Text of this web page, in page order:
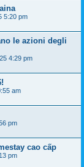
5:20 pm
le azioni degli
4:29 pm
am
pm
cao cấp
pm